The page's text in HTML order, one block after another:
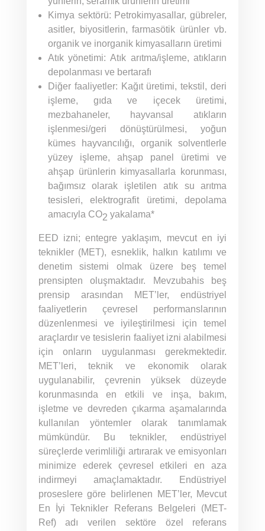
Kimya sektörü: Petrokimyasallar, gübreler,
asitler, biyositlerin, farmasötik ürünler vb.
organik ve inorganik kimyasalların üretimi
Atık yönetimi: Atık arıtma/işleme, atıkların
depolanması ve bertarafı
Diğer faaliyetler: Kağıt üretimi, tekstil, deri
işleme, gıda ve içecek üretimi,
mezbahaneler, hayvansal atıkların
işlenmesi/geri dönüştürülmesi, yoğun
kümes hayvancılığı, organik solventlerle
yüzey işleme, ahşap panel üretimi ve
ahşap ürünlerin kimyasallarla korunması,
bağımsız olarak işletilen atık su arıtma
tesisleri, elektrografit üretimi, depolama
amacıyla CO2 yakalama*
EED izni; entegre yaklaşım, mevcut en iyi
teknikler (MET), esneklik, halkın katılımı ve
denetim sistemi olmak üzere beş temel
prensipten oluşmaktadır. Mevzubahis beş
prensip arasından MET’ler, endüstriyel
faaliyetlerin çevresel performanslarının
düzenlenmesi ve iyileştirilmesi için temel
araçlardır ve tesislerin faaliyet izni alabilmesi
için onların uygulanması gerekmektedir.
MET’leri, teknik ve ekonomik olarak
uygulanabilir, çevrenin yüksek düzeyde
korunmasında en etkili ve inşa, bakım,
işletme ve devreden çıkarma aşamalarında
kullanılan yöntemler olarak tanımlamak
mümkündür. Bu teknikler, endüstriyel
süreçlerde verimliliği artırarak ve emisyonları
minimize ederek çevresel etkileri en aza
indirmeyi amaçlamaktadır. Endüstriyel
proseslere göre belirlenen MET’ler, Mevcut
En İyi Teknikler Referans Belgeleri (MET-
Ref) adı verilen sektöre özel referans